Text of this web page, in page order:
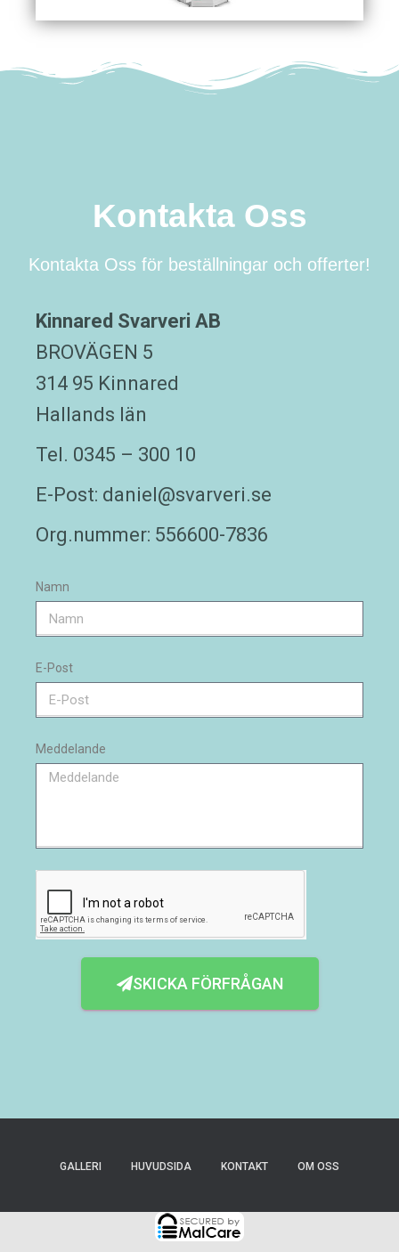
Kontakta Oss
Kontakta Oss för beställningar och offerter!
Kinnared Svarveri AB
BROVÄGEN 5
314 95 Kinnared
Hallands län
Tel. 0345 – 300 10
E-Post: daniel@svarveri.se
Org.nummer: 556600-7836
Namn
E-Post
Meddelande
SKICKA FÖRFRÅGAN
GALLERI HUVUDSIDA KONTAKT OM OSS